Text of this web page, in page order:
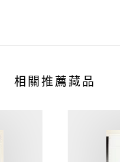
相關推薦藏品